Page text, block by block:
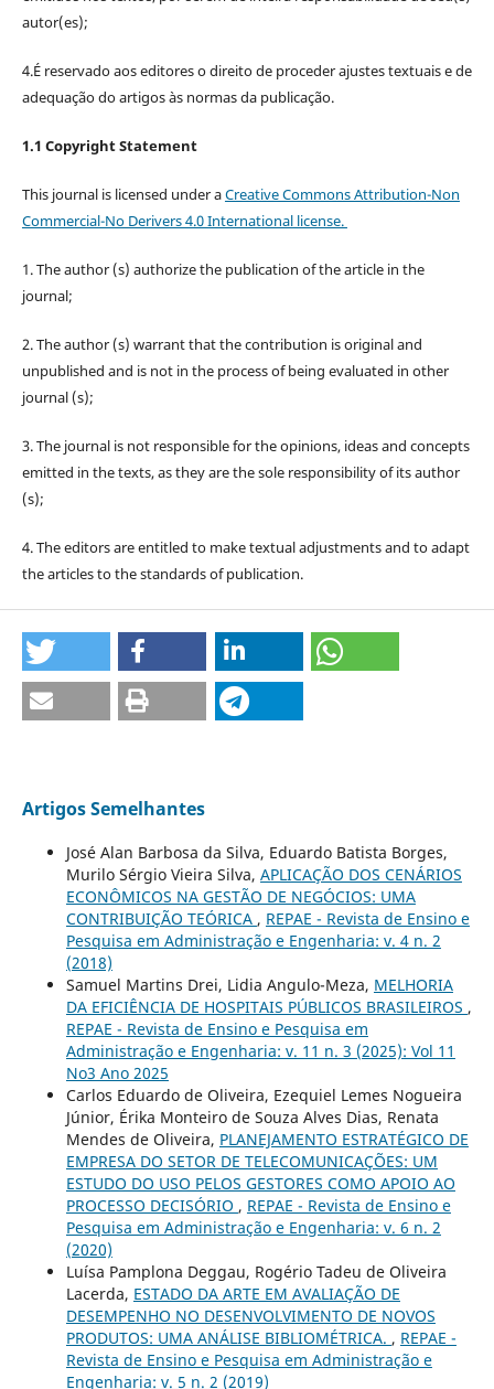
autor(es);
4.É reservado aos editores o direito de proceder ajustes textuais e de
adequação do artigos às normas da publicação.
1.1 Copyright Statement
This journal is licensed under aCreative Commons Attribution-Non
Commercial-No Derivers 4.0 International license.
1. The author (s) authorize the publication of the article in the
journal;
2. The author (s) warrant that the contribution is original and
unpublished and is not in the process of being evaluated in other
journal (s);
3. The journal is not responsible for the opinions, ideas and concepts
emitted in the texts, as they are the sole responsibility of its author
(s);
4. The editors are entitled to make textual adjustments and to adapt
the articles to the standards of publication.
Artigos Semelhantes
José Alan Barbosa da Silva, Eduardo Batista Borges,
Murilo Sérgio Vieira Silva, APLICAÇÃO DOS CENÁRIOS
ECONÔMICOS NA GESTÃO DE NEGÓCIOS: UMA
CONTRIBUIÇÃO TEÓRICA , REPAE - Revista de Ensino e
Pesquisa em Administração e Engenharia: v. 4 n. 2
(2018)
Samuel Martins Drei, Lidia Angulo-Meza, MELHORIA
DA EFICIÊNCIA DE HOSPITAIS PÚBLICOS BRASILEIROS ,
REPAE - Revista de Ensino e Pesquisa em
Administração e Engenharia: v. 11 n. 3 (2025): Vol 11
No3 Ano 2025
Carlos Eduardo de Oliveira, Ezequiel Lemes Nogueira
Júnior, Érika Monteiro de Souza Alves Dias, Renata
Mendes de Oliveira, PLANEJAMENTO ESTRATÉGICO DE
EMPRESA DO SETOR DE TELECOMUNICAÇÕES: UM
ESTUDO DO USO PELOS GESTORES COMO APOIO AO
PROCESSO DECISÓRIO , REPAE - Revista de Ensino e
Pesquisa em Administração e Engenharia: v. 6 n. 2
(2020)
Luísa Pamplona Deggau, Rogério Tadeu de Oliveira
Lacerda, ESTADO DA ARTE EM AVALIAÇÃO DE
DESEMPENHO NO DESENVOLVIMENTO DE NOVOS
PRODUTOS: UMA ANÁLISE BIBLIOMÉTRICA. , REPAE -
Revista de Ensino e Pesquisa em Administração e
Engenharia: v. 5 n. 2 (2019)